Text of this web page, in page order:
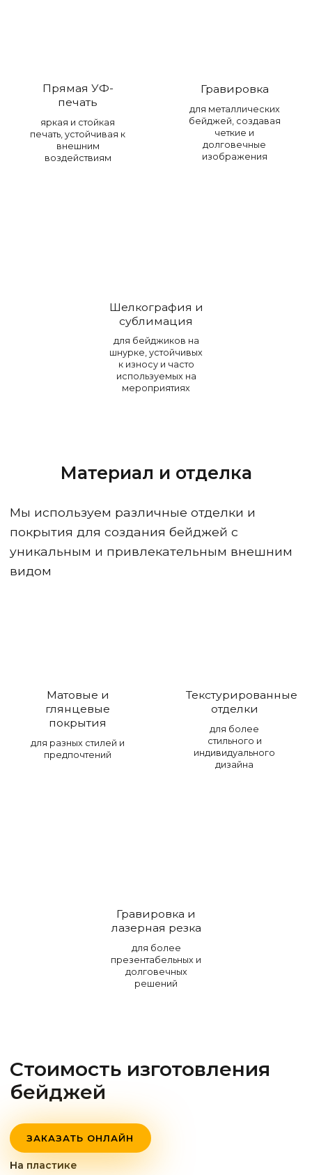
Прямая УФ-
печать
яркая и стойкая
печать, устойчивая к
внешним
воздействиям
Гравировка
для металлических
бейджей, создавая
четкие и
долговечные
изображения
Шелкография и
сублимация
для бейджиков на
шнурке, устойчивых
к износу и часто
используемых на
мероприятиях
Материал и отделка
Мы используем различные отделки и
покрытия для создания бейджей с
уникальным и привлекательным внешним
видом
Матовые и
глянцевые
покрытия
для разных стилей и
предпочтений
Текстурированные
отделки
для более
стильного и
индивидуального
дизайна
Гравировка и
лазерная резка
для более
презентабельных и
долговечных
решений
Стоимость изготовления
бейджей
ЗАКАЗАТЬ ОНЛАЙН
На пластике